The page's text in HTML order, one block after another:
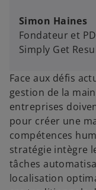
Simon Haines
Fondateur et
Simply Get
Face aux défis
gestion de la
entreprises
pour créer une
compétences
stratégie intègre
tâches
localisation